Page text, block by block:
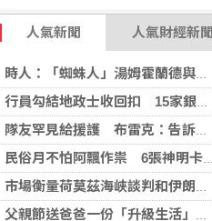
人氣新聞 人氣財經新聞
時人：「蜘蛛人」湯姆霍蘭德與辛蒂亞已辦派對慶祝結婚
行員勾結地政士收回扣 15家銀行60多人涉案
隊友罕見給援護 布雷克：告訴自己不要搞砸
民俗月不怕阿飄作祟 6張神明卡護佑平安
市場衡量荷莫茲海峽談判和伊朗局勢 油價走高
父親節送爸爸一份「升級生活」的禮物！全國電子仁德中山店盛大開幕 家電9折、滿千抽好禮